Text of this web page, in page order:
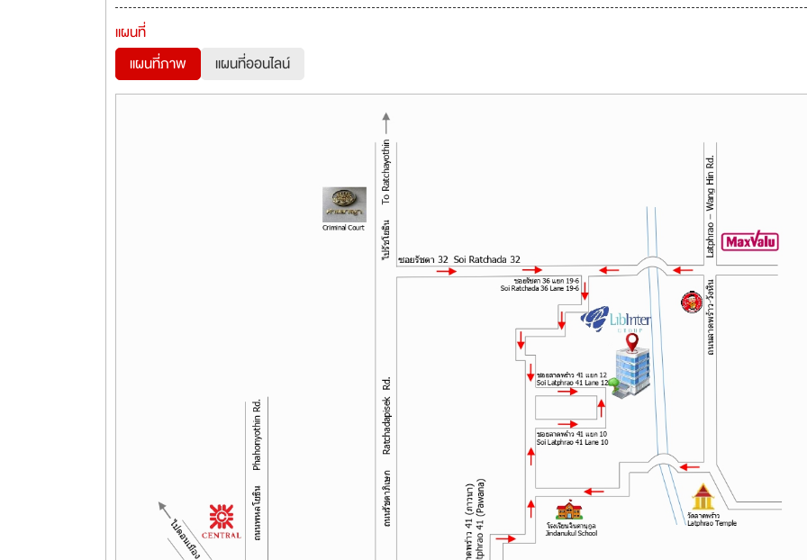
แผนที่
แผนที่ภาพ
แผนที่ออนไลน์